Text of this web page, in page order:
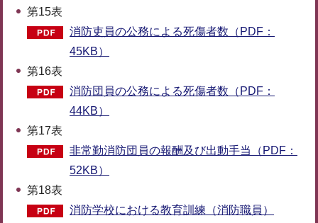
第15表
消防吏員の公務による死傷者数（PDF：
45KB）
第16表
消防団員の公務による死傷者数（PDF：
44KB）
第17表
非常勤消防団員の報酬及び出動手当（PDF：
52KB）
第18表
消防学校における教育訓練（消防職員）